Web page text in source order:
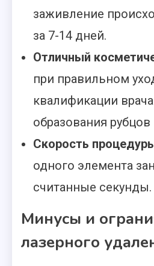
заживление
за 7-14 дней.
Отличный
при правильном
квалификации
образования
Скорость
одного элемента
считанные секунды.
Минусы и
лазерного